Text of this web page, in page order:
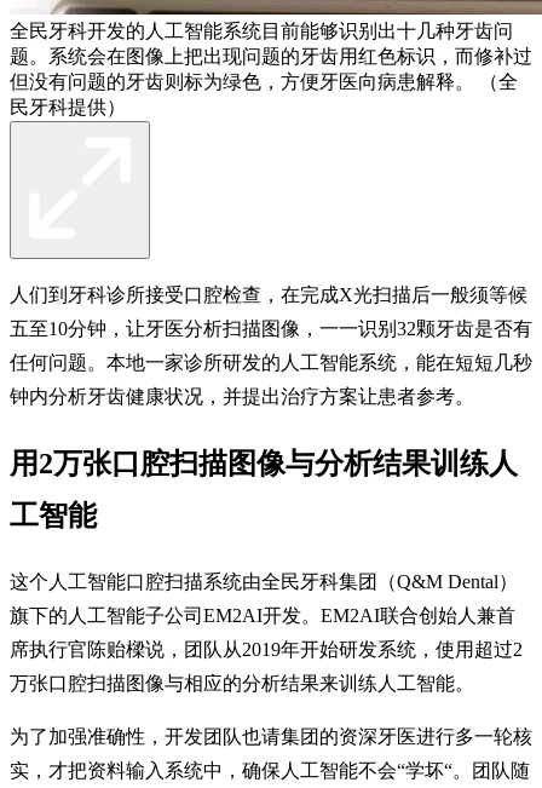
全民牙科开发的人工智能系统目前能够识别出十几种牙齿问
题。系统会在图像上把出现问题的牙齿用红色标识，而修补过
但没有问题的牙齿则标为绿色，方便牙医向病患解释。 （全
民牙科提供）
人们到牙科诊所接受口腔检查，在完成X光扫描后一般须等候
五至10分钟，让牙医分析扫描图像，一一识别32颗牙齿是否有
任何问题。本地一家诊所研发的人工智能系统，能在短短几秒
钟内分析牙齿健康状况，并提出治疗方案让患者参考。
用2万张口腔扫描图像与分析结果训练人
工智能
这个人工智能口腔扫描系统由全民牙科集团（Q&M Dental）
旗下的人工智能子公司EM2AI开发。EM2AI联合创始人兼首
席执行官陈贻樑说，团队从2019年开始研发系统，使用超过2
万张口腔扫描图像与相应的分析结果来训练人工智能。
为了加强准确性，开发团队也请集团的资深牙医进行多一轮核
实，才把资料输入系统中，确保人工智能不会“学坏“。团队随